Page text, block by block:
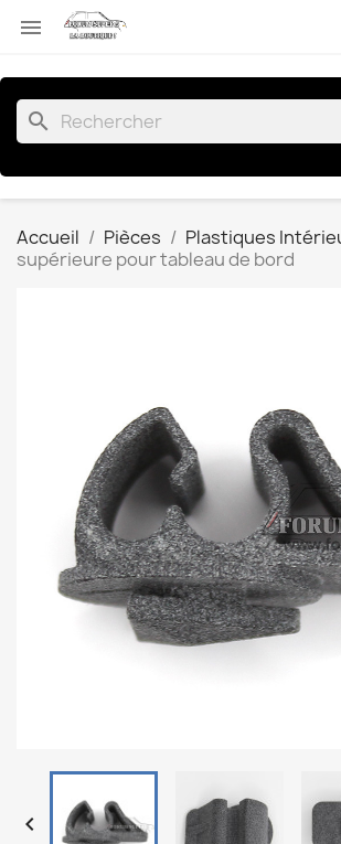

search
Accueil Pièces Plastiques
supérieure pour tableau de bord
